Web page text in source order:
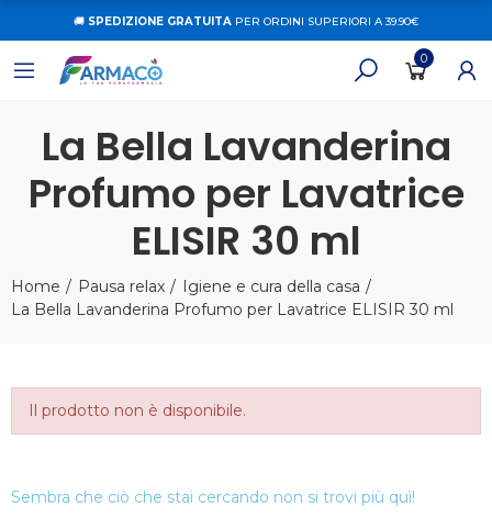
🚚 SPEDIZIONE GRATUITAPER ORDINI SUPERIORI A 39.90€
0
La Bella Lavanderina
Profumo per Lavatrice
ELISIR 30 ml
Home Pausa relax
Igiene e cura della casa
La Bella Lavanderina Profumo per Lavatrice ELISIR 30 ml
Il prodotto non è disponibile.
Sembra che ciò che stai cercando non si trovi più quì!